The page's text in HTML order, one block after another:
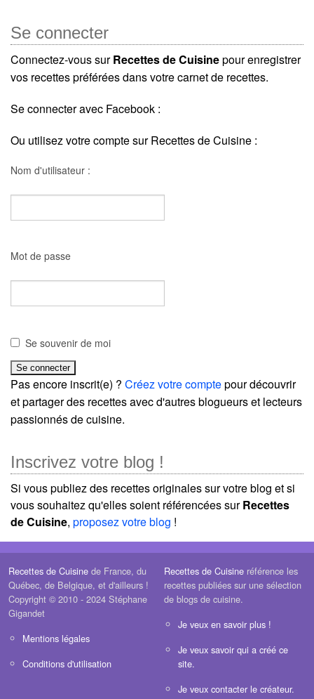
Se connecter
Connectez-vous surRecettes de Cuisinepour enregistrer
vos recettes préférées dans votre carnet de recettes.
Se connecter avec Facebook :
Ou utilisez votre compte sur Recettes de Cuisine :
Nom d'utilisateur :
Mot de passe
Se souvenir de moi
Pas encore inscrit(e) ? Créez votre comptepour découvrir
et partager des recettes avec d'autres blogueurs et lecteurs
passionnés de cuisine.
Inscrivez votre blog !
Si vous publiez des recettes originales sur votre blog et si
vous souhaitez qu'elles soient référencées surRecettes
de Cuisine, proposez votre blog !
Recettes de Cuisine de France, du
Québec, de Belgique, et d'ailleurs !
Copyright © 2010 - 2024 Stéphane
Gigandet
Mentions légales
Conditions d'utilisation
Recettes de Cuisine référence les
recettes publiées sur une sélection
de blogs de cuisine.
Je veux en savoir plus !
Je veux savoir qui a créé ce
site.
Je veux contacter le créateur.